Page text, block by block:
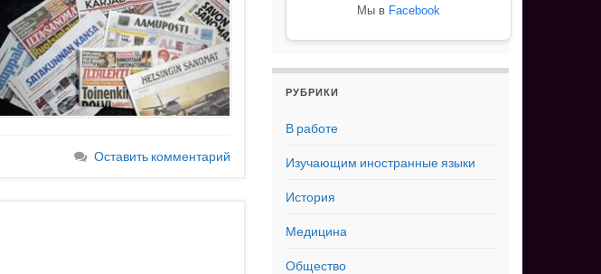
Оставить комментарий
Мы в Facebook
РУБРИКИ
В работе
Изучающим иностранные языки
История
Медицина
Общество